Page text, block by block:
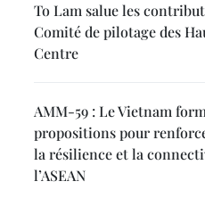
To Lam salue les
Comité de pilotage des
Centre
AMM-59 : Le Vietnam
propositions pour
la résilience et la
l’ASEAN